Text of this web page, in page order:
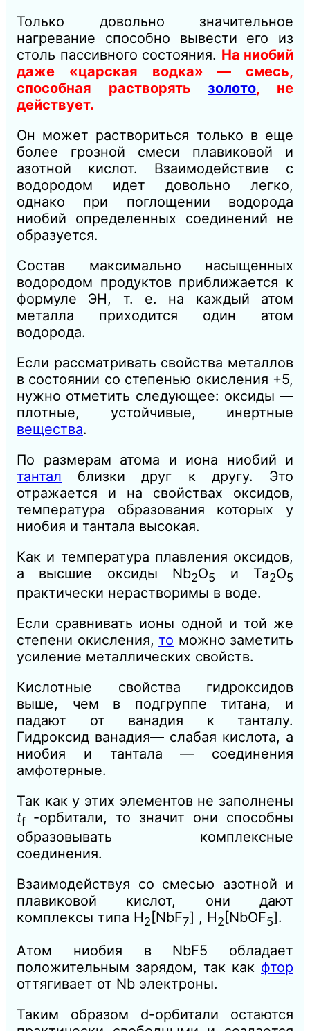
Только довольно значительное
нагревание способно вывести его из
столь пассивного состояния. На ниобий
даже «царская водка» — смесь,
способная растворятьзолото, не
действует.
Он может раствориться только в еще
более грозной смеси плавиковой и
азотной кислот. Взаимодействие с
водородом идет довольно легко,
однако при поглощении водорода
ниобий определенных соединений не
образуется.
Состав максимально насыщенных
водородом продуктов приближается к
формуле ЭН, т. е. на каждый атом
металла приходится один атом
водорода.
Если рассматривать свойства металлов
в состоянии со степенью окисления +5,
нужно отметить следующее: оксиды —
плотные, устойчивые, инертные
вещества.
По размерам атома и иона ниобий и
тантал близки друг к другу. Это
отражается и на свойствах оксидов,
температура образования которых у
ниобия и тантала высокая.
Как и температура плавления оксидов,
а высшие оксиды Nb2O5 и Та2О5
практически нерастворимы в воде.
Если сравнивать ионы одной и той же
степени окисления, то можно заметить
усиление металлических свойств.
Кислотные свойства гидроксидов
выше, чем в подгруппе титана, и
падают от ванадия к танталу.
Гидроксид ванадия— слабая кислота, а
ниобия и тантала — соединения
амфотерные.
Так как у этих элементов не заполнены
tf -орбитали, то значит они способны
образовывать комплексные
соединения.
Взаимодействуя со смесью азотной и
плавиковой кислот, они дают
комплексы типа H2 [NbF7] , H2 [NbOF5].
Атом ниобия в NbF5 обладает
положительным зарядом, так как фтор
оттягивает от Nb электроны.
Таким образом d-орбитали остаются